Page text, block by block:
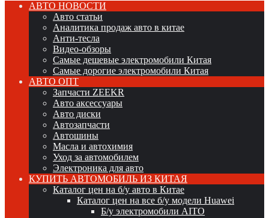
АВТО НОВОСТИ
Авто статьи
Аналитика продаж авто в китае
Анти-тесла
Видео-обзоры
Самые дешевые электромобили Китая
Самые дорогие электромобили Китая
АВТО ОПТ
Запчасти ZEEKR
Авто аксессуары
Авто диски
Автозапчасти
Автошины
Масла и автохимия
Уход за автомобилем
Электроника для авто
КУПИТЬ АВТОМОБИЛЬ ИЗ КИТАЯ
Каталог цен на б/у авто в Китае
Каталог цен на все б/у модели Huawei
Б/у электромобили AITO